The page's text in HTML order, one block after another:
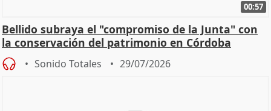
00:57
Bellido subraya el "compromiso de la Junta" con
la conservación del patrimonio en Córdoba
Sonido Totales 29/07/2026